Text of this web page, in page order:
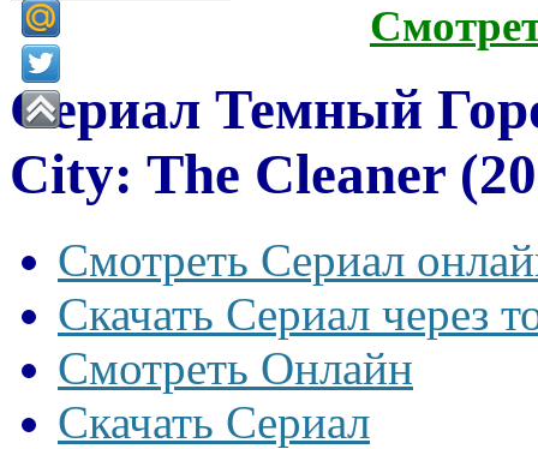
Сериал Темный
City: The Cleaner
Смотреть Сериал
Скачать Сериал через
Смотреть Онлайн
Скачать Сериал